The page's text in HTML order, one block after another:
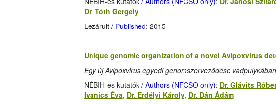
Dr. Tóth Gergely
Lezárult/ Published: 2015
Unique genomic organization of a novel Avipoxvirus
Egy új Avipoxvirus egyedi genomszerveződése
NÉBIH-es kutatók / Authors (NFCSO only): Dr. Glávits
Ivanics Éva, Dr. Erdélyi Károly, Dr. Dán Ádám